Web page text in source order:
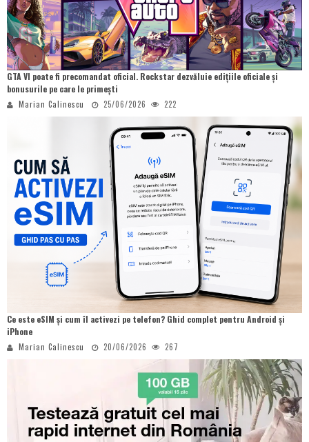
GTA VI poate fi precomandat oficial. Rockstar dezvăluie edițiile oficiale și
bonusurile pe care le primești
Marian Calinescu 25/06/2026 222
Ce este eSIM și cum îl activezi pe telefon? Ghid complet pentru Android și
iPhone
Marian Calinescu 20/06/2026 267